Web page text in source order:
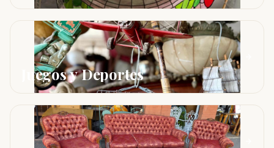
Juegos y Deportes